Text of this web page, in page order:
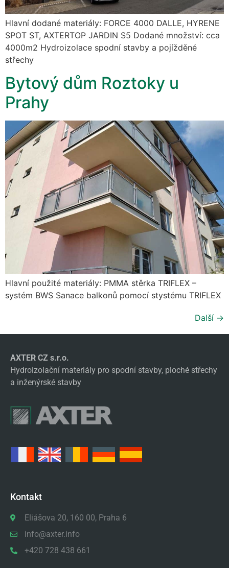
Hlavní dodané materiály: FORCE 4000 DALLE, HYRENE
SPOT ST, AXTERTOP JARDIN S5 Dodané množství: cca
4000m2 Hydroizolace spodní stavby a pojížděné
střechy
Bytový dům Roztoky u
Prahy
Hlavní použité materiály: PMMA stěrka TRIFLEX –
systém BWS Sanace balkonů pomocí stystému TRIFLEX
Další →
AXTER CZ s.r.o.
Hydroizolační materiály pro spodní stavby, ploché střechy
a inženýrské stavby
Kontakt
Eliášova 20, 160 00, Praha 6
info@axter.info
+420 728 438 661